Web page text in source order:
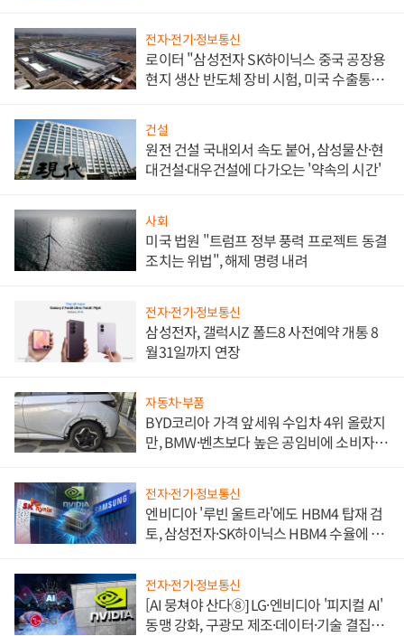
전자·전기·정보통신
로이터 "삼성전자 SK하이닉스 중국 공장용
현지 생산 반도체 장비 시험, 미국 수출통제
건설
원전 건설 국내외서 속도 붙어, 삼성물산·현
대건설·대우건설에 다가오는 '약속의 시간'
사회
미국 법원 "트럼프 정부 풍력 프로젝트 동결
조치는 위법", 해제 명령 내려
전자·전기·정보통신
삼성전자, 갤럭시Z 폴드8 사전예약 개통 8
월31일까지 연장
자동차·부품
BYD코리아 가격 앞세워 수입차 4위 올랐지
만, BMW·벤츠보다 높은 공임비에 소비자
전자·전기·정보통신
엔비디아 '루빈 울트라'에도 HBM4 탑재 검
토, 삼성전자·SK하이닉스 HBM4 수율에 주
전자·전기·정보통신
[AI 뭉쳐야 산다⑧] LG·엔비디아 '피지컬 AI'
동맹 강화, 구광모 제조·데이터·기술 결집